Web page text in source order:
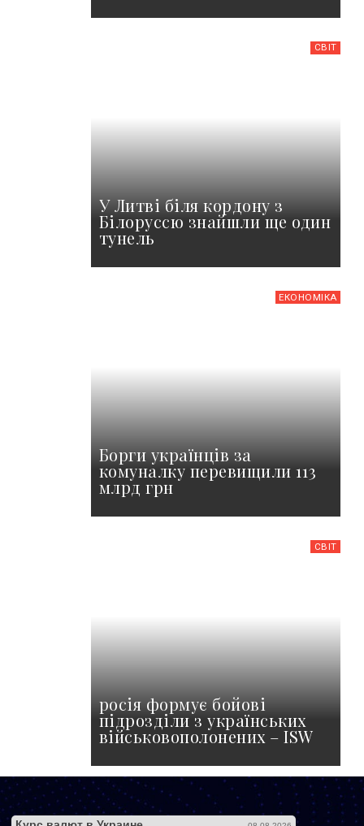
СВІТ
У Литві біля кордону з
Білоруссю знайшли ще один
тунель
ЕКОНОМІКА
Борги українців за
комуналку перевищили 113
млрд грн
СВІТ
росія формує бойові
підрозділи з українських
військовополонених – ISW